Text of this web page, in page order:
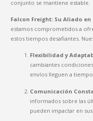
conjunto se mantiene estable.
Falcon Freight: Su Aliado
estamos comprometidos a
estos tiempos desafiantes.
Flexibilidad y
cambiantes
envíos lleguen a
Comunicación
informados sobre las
pueden impactar en